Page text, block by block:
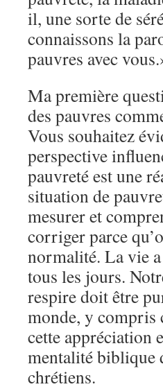
il, une sorte de
connaissons la
pauvres avec
Ma première
des pauvres
Vous souhaitez
perspective
pauvreté est une
situation de
mesurer et
corriger parce
normalité. La vie
tous les jours.
respire doit être
monde, y compris
cette appréciation
mentalité biblique
chrétiens.